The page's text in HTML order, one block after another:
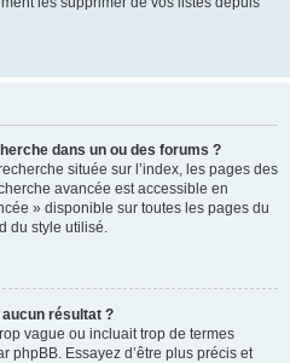
dans un ou des forums ?
située sur l’index, les pages des
avancée est accessible en
» disponible sur toutes les pages du
du style utilisé.
résultat ?
vague ou incluait trop de termes
phpBB. Essayez d’être plus précis et